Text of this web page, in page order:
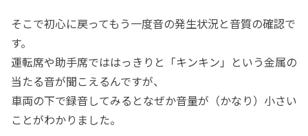
そこで初心に戻ってもう一度音の発生状況と音質の確認で
す。
運転席や助手席でははっきりと「キンキン」という金属の
当たる音が聞こえるんですが、
車両の下で録音してみるとなぜか音量が（かなり）小さい
ことがわかりました。